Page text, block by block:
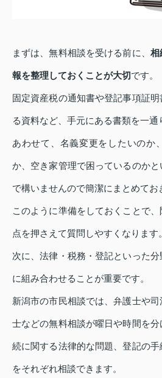
まずは、無料相談を受ける前に、 相
報を整理しておくことが大切です。
固定資産税の通知書や登記事項証
る資料など、手元にある書類を一通
あわせて、名義変更をしたいのか
か、空き家管理で困っているのか
で構いませんので簡潔にまとめてお
このように準備をしておくことで
点を押さえて質問しやすくなります。
次に、法律・税務・登記といった
に組み合わせることが重要です。
新潟市の市民相談では、弁護士や
士などの無料相談が曜日や時間を
続に関する法律的な問題、登記の
をそれぞれ相談できます。